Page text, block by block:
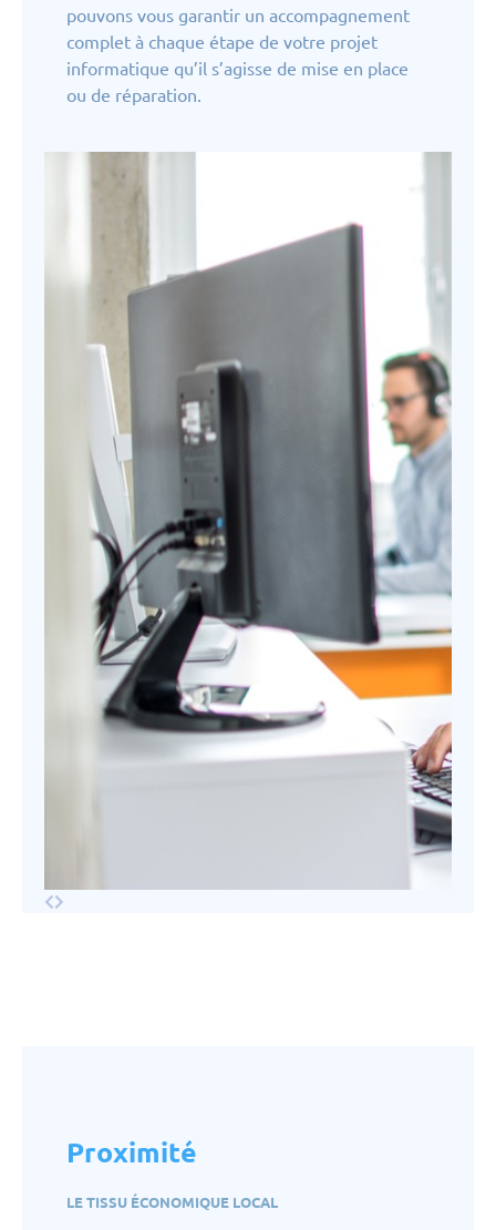
pouvons vous garantir un accompagnement
complet à chaque étape de votre projet
informatique qu’il s’agisse de mise en place
ou de réparation.
Proximité
LE TISSU ÉCONOMIQUE LOCAL